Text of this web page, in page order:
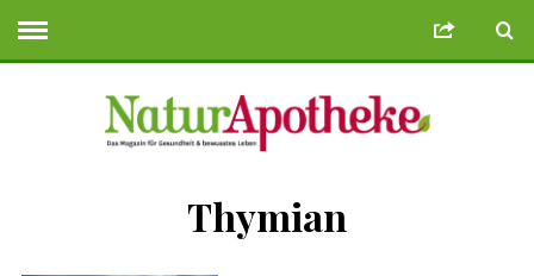
Deneme Bonusu Veren Siteler
Thymian